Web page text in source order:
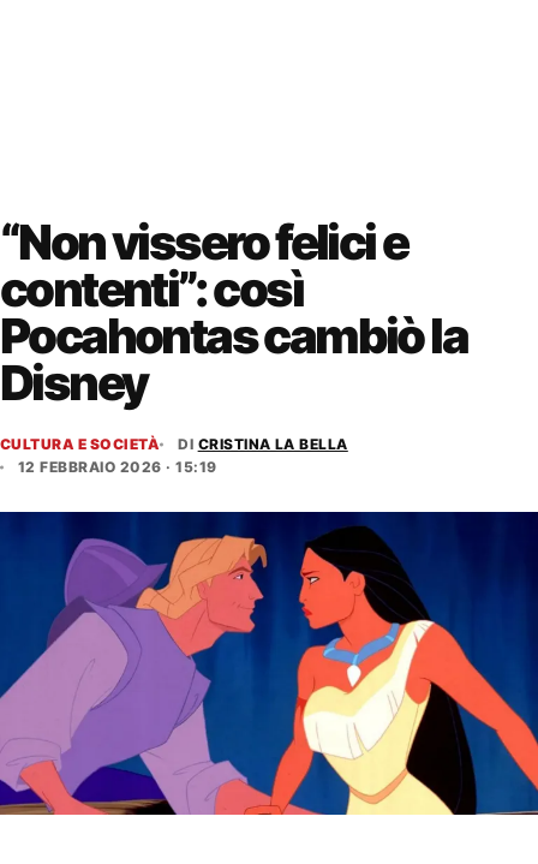
“Non vissero felici e
contenti”: così
Pocahontas cambiò la
Disney
CULTURA E SOCIETÀ DI CRISTINA LA BELLA
12 FEBBRAIO 2026 · 15:19